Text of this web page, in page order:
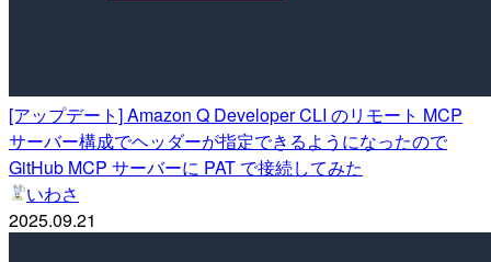
[アップデート] Amazon Q Developer CLI のリモート MCP
サーバー構成でヘッダーが指定できるようになったので
GitHub MCP サーバーに PAT で接続してみた
いわさ
2025.09.21